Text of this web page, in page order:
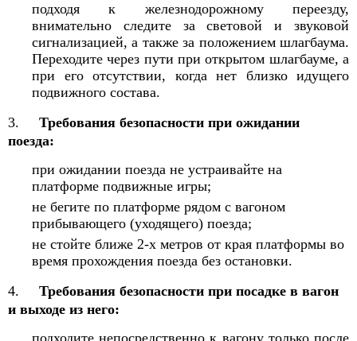
подходя к железнодорожному переезду,
внимательно следите за световой и звуковой
сигнализацией, а также за положением шлагбаума.
Переходите через пути при открытом шлагбауме, а
при его отсутствии, когда нет близко идущего
подвижного состава.
3. Требования безопасности при ожидании
поезда:
при ожидании поезда не устраивайте на
платформе подвижные игры;
не бегите по платформе рядом с вагоном
прибывающего (уходящего) поезда;
не стойте ближе 2-х метров от края платформы во
время прохождения поезда без остановки.
4. Требования безопасности при посадке в вагон
и выходе из него: